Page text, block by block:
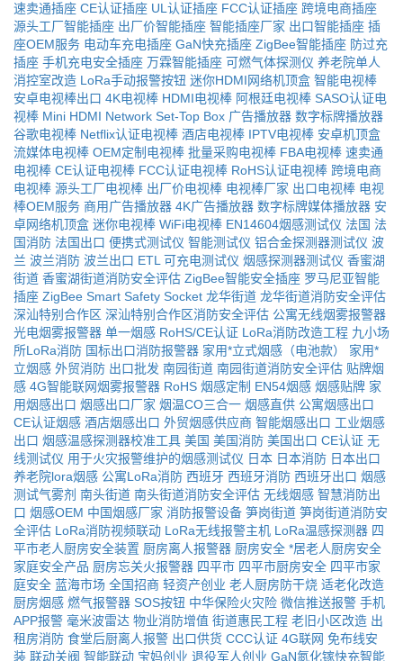
速卖通插座 CE认证插座 UL认证插座 FCC认证插座 跨境电商插座
源头工厂智能插座 出厂价智能插座 智能插座厂家 出口智能插座 插
座OEM服务 电动车充电插座 GaN快充插座 ZigBee智能插座 防过充
插座 手机充电安全插座 万霖智能插座 可燃气体探测仪 养老院单人
消控室改造 LoRa手动报警按钮 迷你HDMI网络机顶盒 智能电视棒
安卓电视棒出口 4K电视棒 HDMI电视棒 阿根廷电视棒 SASO认证电
视棒 Mini HDMI Network Set-Top Box 广告播放器 数字标牌播放器
谷歌电视棒 Netflix认证电视棒 酒店电视棒 IPTV电视棒 安卓机顶盒
流媒体电视棒 OEM定制电视棒 批量采购电视棒 FBA电视棒 速卖通
电视棒 CE认证电视棒 FCC认证电视棒 RoHS认证电视棒 跨境电商
电视棒 源头工厂电视棒 出厂价电视棒 电视棒厂家 出口电视棒 电视
棒OEM服务 商用广告播放器 4K广告播放器 数字标牌媒体播放器 安
卓网络机顶盒 迷你电视棒 WiFi电视棒 EN14604烟感测试仪 法国 法
国消防 法国出口 便携式测试仪 智能测试仪 铝合金探测器测试仪 波
兰 波兰消防 波兰出口 ETL 可充电测试仪 烟感探测器测试仪 香蜜湖
街道 香蜜湖街道消防安全评估 ZigBee智能安全插座 罗马尼亚智能
插座 ZigBee Smart Safety Socket 龙华街道 龙华街道消防安全评估
深汕特别合作区 深汕特别合作区消防安全评估 公寓无线烟雾报警器
光电烟雾报警器 单一烟感 RoHS/CE认证 LoRa消防改造工程 九小场
所LoRa消防 国标出口消防报警器 家用*立式烟感（电池款）
家用*
立烟感 外贸消防 出口批发 南园街道 南园街道消防安全评估 贴牌烟
感 4G智能联网烟雾报警器 RoHS 烟感定制 EN54烟感 烟感贴牌 家
用烟感出口 烟感出口厂家 烟温CO三合一 烟感直供 公寓烟感出口
CE认证烟感 酒店烟感出口 外贸烟感供应商 智能烟感出口 工业烟感
出口 烟感温感探测器校准工具 美国 美国消防 美国出口 CE认证 无
线测试仪 用于火灾报警维护的烟感测试仪 日本 日本消防 日本出口
养老院lora烟感 公寓LoRa消防 西班牙 西班牙消防 西班牙出口 烟感
测试气雾剂 南头街道 南头街道消防安全评估 无线烟感 智慧消防出
口 烟感OEM 中国烟感厂家 消防报警设备 笋岗街道 笋岗街道消防安
全评估 LoRa消防视频联动 LoRa无线报警主机 LoRa温感探测器 四
平市老人厨房安全装置 厨房离人报警器 厨房安全 *居老人厨房安全
家庭安全产品 厨房忘关火报警器 四平市 四平市厨房安全 四平市家
庭安全 蓝海市场 全国招商 轻资产创业 老人厨房防干烧 适老化改造
厨房烟感 燃气报警器 SOS按钮 中华保险火灾险 微信推送报警 手机
APP报警 毫米波雷达 物业消防增值 街道惠民工程 老旧小区改造 出
租房消防 食堂后厨离人报警 出口供货 CCC认证 4G联网 免布线安
装 联动关阀 智能联动 宝妈创业 退役军人创业 GaN氮化镓快充智能